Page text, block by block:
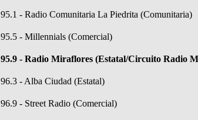
95.1 - Radio Comunitaria La Piedrita (Comunitaria)
95.5 - Millennials (Comercial)
95.9 - Radio Miraflores (Estatal/Circuito Radio
96.3 - Alba Ciudad (Estatal)
96.9 - Street Radio (Comercial)